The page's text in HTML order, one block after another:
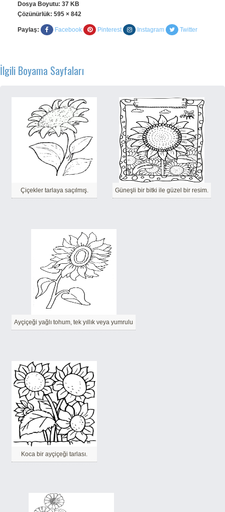
Dosya Boyutu: 37 KB
Çözünürlük: 595 × 842
Paylaş: Facebook Pinterest Instagram Twitter
İlgili Boyama Sayfaları
Çiçekler tarlaya saçılmış. Güneşli bir bitki ile güzel bir resim.
Ayçiçeği yağlı tohum, tek yıllık veya yumrulu
Koca bir ayçiçeği tarlası.